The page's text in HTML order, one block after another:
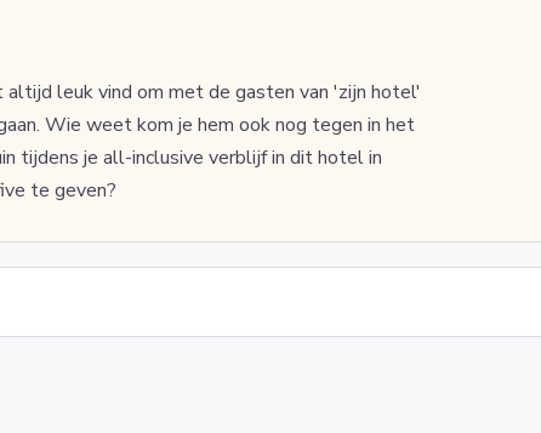
leuk vind om met de gasten van 'zijn hotel'
Wie weet kom je hem ook nog tegen in het
tijdens je all-inclusive verblijf in dit hotel in
te geven?